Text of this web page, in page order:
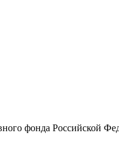
фонда Российской